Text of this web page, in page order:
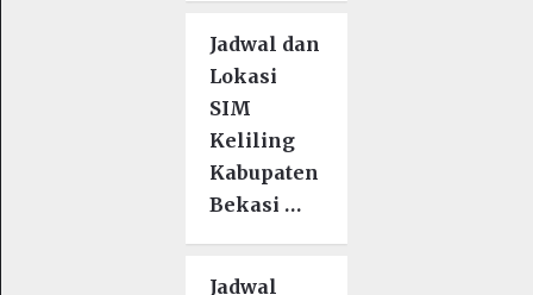
Jadwal dan
Lokasi
SIM
Keliling
Kabupaten
Bekasi …
Jadwal